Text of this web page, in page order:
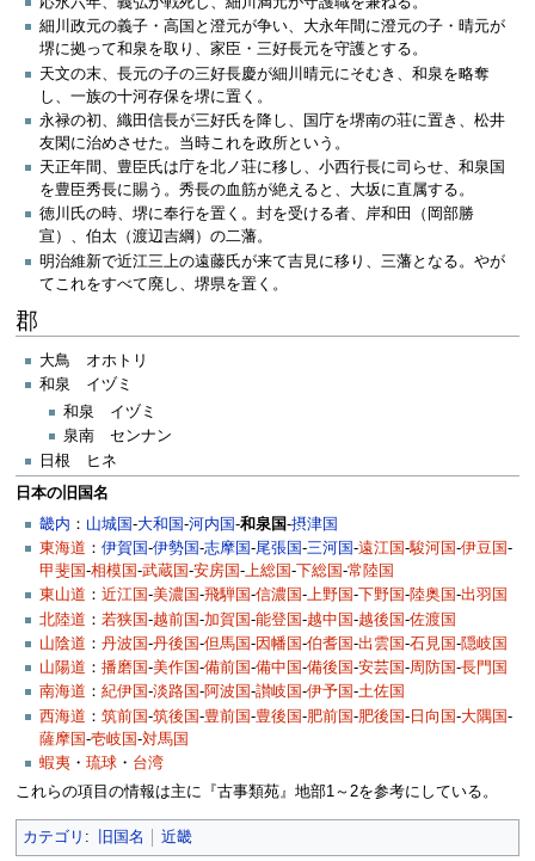
細川政元の義子・高国と澄元が争い、大永年間に澄元の子・晴元が
堺に拠って和泉を取り、家臣・三好長元を守護とする。
天文の末、長元の子の三好長慶が細川晴元にそむき、和泉を略奪
し、一族の十河存保を堺に置く。
永禄の初、織田信長が三好氏を降し、国庁を堺南の荘に置き、松井
友閑に治めさせた。当時これを政所という。
天正年間、豊臣氏は庁を北ノ荘に移し、小西行長に司らせ、和泉国
を豊臣秀長に賜う。秀長の血筋が絶えると、大坂に直属する。
徳川氏の時、堺に奉行を置く。封を受ける者、岸和田（岡部勝
宣）、伯太（渡辺吉綱）の二藩。
明治維新で近江三上の遠藤氏が来て吉見に移り、三藩となる。やが
てこれをすべて廃し、堺県を置く。
郡
大鳥 オホトリ
和泉 イヅミ
和泉 イヅミ
泉南 センナン
日根 ヒネ
日本の旧国名
畿内 ： 山城国-大和国-河内国-和泉国-摂津国
東海道 ： 伊賀国-伊勢国-志摩国-尾張国-三河国-遠江国-駿河国-伊豆国-
甲斐国-相模国-武蔵国-安房国-上総国-下総国-常陸国
東山道 ： 近江国-美濃国-飛騨国-信濃国-上野国-下野国-陸奥国-出羽国
北陸道 ： 若狭国-越前国-加賀国-能登国-越中国-越後国-佐渡国
山陰道 ： 丹波国-丹後国-但馬国-因幡国-伯耆国-出雲国-石見国-隠岐国
山陽道 ： 播磨国-美作国-備前国-備中国-備後国-安芸国-周防国-長門国
南海道 ： 紀伊国-淡路国-阿波国-讃岐国-伊予国-土佐国
西海道 ： 筑前国-筑後国-豊前国-豊後国-肥前国-肥後国- 日向国-大隅国-
薩摩国-壱岐国-対馬国
蝦夷 ・ 琉球 ・ 台湾
これらの項目の情報は主に『古事類苑』地部1～2を参考にしている。
カテゴリ : 旧国名 近畿